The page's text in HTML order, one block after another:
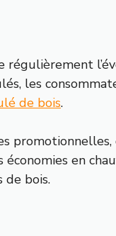
les
de bois.
en
de bois.